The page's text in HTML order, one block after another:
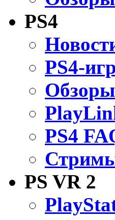
PS4
PS4-
PS4
PS VR 2